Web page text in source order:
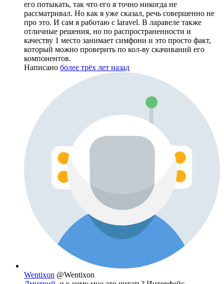
его потыкать, так что его я точно никогда не
рассматривал. Но как я уже сказал, речь совершенно не
про это. И сам я работаю с laravel. В ларавеле также
отличные решения, но по распространенности и
качеству 1 место занимает симфони и это просто факт,
который можно проверить по кол-ву скачиваний его
компонентов.
Написано более трёх лет назад
Wentixon @Wentixon